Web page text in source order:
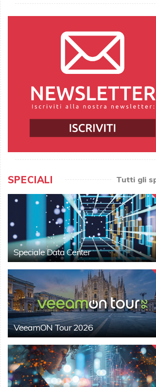
SPECIALI Tutti gli
Speciale Data Center
VeeamON Tour 2026